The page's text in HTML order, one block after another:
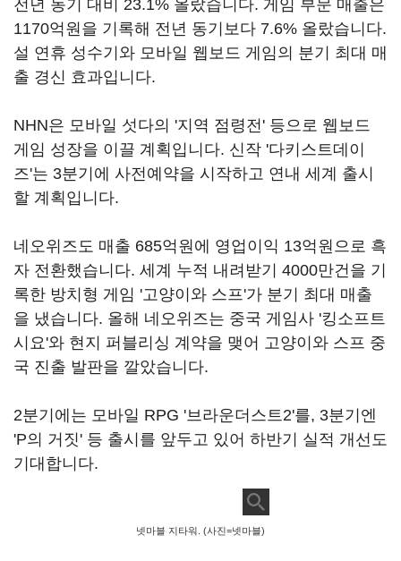
전년 동기 대비 23.1% 올랐습니다. 게임 부문 매출은
1170억원을 기록해 전년 동기보다 7.6% 올랐습니다.
설 연휴 성수기와 모바일 웹보드 게임의 분기 최대 매
출 경신 효과입니다.
NHN은 모바일 섯다의 '지역 점령전' 등으로 웹보드
게임 성장을 이끌 계획입니다. 신작 '다키스트데이
즈'는 3분기에 사전예약을 시작하고 연내 세계 출시
할 계획입니다.
네오위즈도 매출 685억원에 영업이익 13억원으로 흑
자 전환했습니다. 세계 누적 내려받기 4000만건을 기
록한 방치형 게임 '고양이와 스프'가 분기 최대 매출
을 냈습니다. 올해 네오위즈는 중국 게임사 '킹소프트
시요'와 현지 퍼블리싱 계약을 맺어 고양이와 스프 중
국 진출 발판을 깔았습니다.
2분기에는 모바일 RPG '브라운더스트2'를, 3분기엔
'P의 거짓' 등 출시를 앞두고 있어 하반기 실적 개선도
기대합니다.
넷마블 지타워. (사진=넷마블)